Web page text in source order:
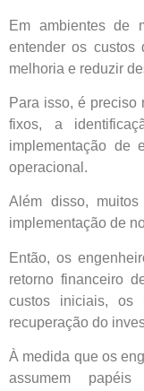
Em ambientes de
entender os custos
melhoria e reduzir
Para isso, é preciso
fixos, a
implementação de
operacional.
Além disso,
implementação de
Então, os
retorno financeiro
custos iniciais, os
recuperação do
À medida que os
assumem